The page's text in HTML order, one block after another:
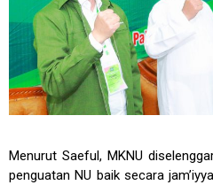
Menurut Saeful, MKNU
penguatan NU baik secara